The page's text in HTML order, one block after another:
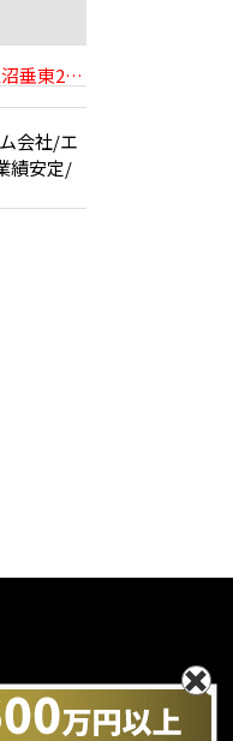
垂東2-
り徒歩
会社/エ
績安定/